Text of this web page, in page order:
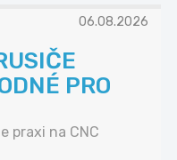
06.08.2026
PRO
praxi na CNC